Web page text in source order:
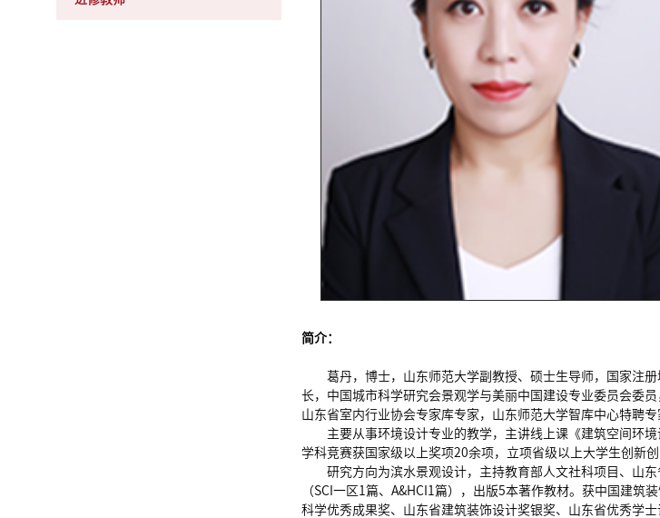
简介：
葛丹，博士，山东师范大学副教授、硕士生导师，国家注
长，中国城市科学研究会景观学与美丽中国建设专业委员会委
山东省室内行业协会专家库专家，山东师范大学智库中心特聘专
主要从事环境设计专业的教学，主讲线上课《建筑空间环
学科竞赛获国家级以上奖项20余项，立项省级以上大学生创新创
研究方向为滨水景观设计，主持教育部人文社科项目、山
（SCI一区1篇、A&HCI1篇），出版5本著作教材。获中国建
科学优秀成果奖、山东省建筑装饰设计奖银奖、山东省优秀学